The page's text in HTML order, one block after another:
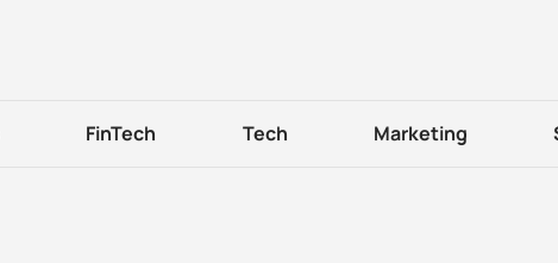
FinTech Tech Marketing